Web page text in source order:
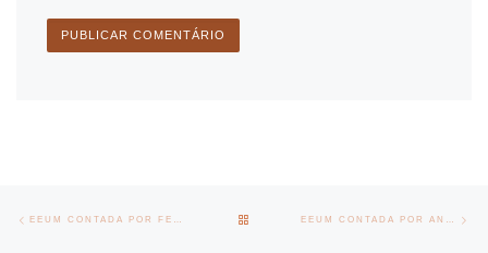
Post navigation EEUM CONTADA POR FERNANDO ARAÚJO BACK TO POST LIST EEUM CONTADA POR ANA PAULA BRITES